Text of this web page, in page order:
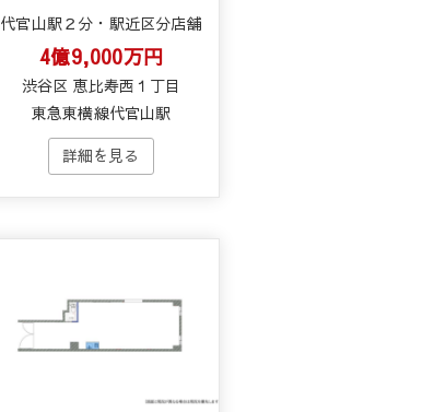
代官山駅２分・駅近区分店舗
4億9,000万円
渋谷区 恵比寿西１丁目
東急東横線代官山駅